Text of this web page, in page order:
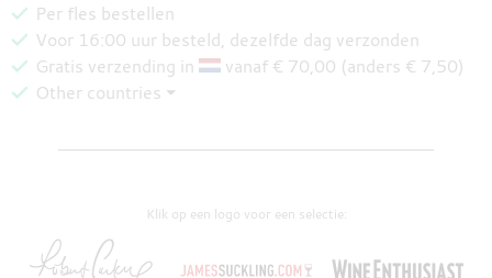
Per fles bestellen
Voor 16:00 uur besteld, dezelfde dag verzonden
Gratis verzending in
vanaf € 70,00 (anders € 7,50)
Other countries ⏷
Klik op een logo voor een selectie: